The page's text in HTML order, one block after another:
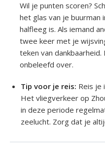
Wil je punten scoren?
het glas van je buurman
halfleeg is. Als iemand
twee keer met je
teken van
onbeleefd over.
Tip voor je reis: Reis je
Het vliegverkeer op
in deze periode
zeelucht. Zorg dat je